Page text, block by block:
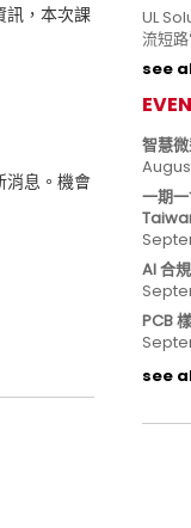
訊，本次課
消息。機會
UL
流短
see
智慧
一期
AI 合
PCB
see